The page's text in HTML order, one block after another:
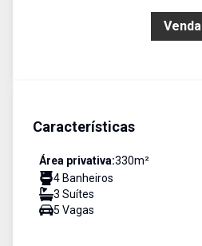
Venda
Características
Área privativa:330m²
4 Banheiros
3 Suítes
5 Vagas